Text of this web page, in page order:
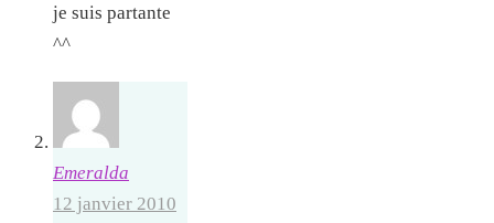
je suis partante
^^
Emeralda
12 janvier 2010